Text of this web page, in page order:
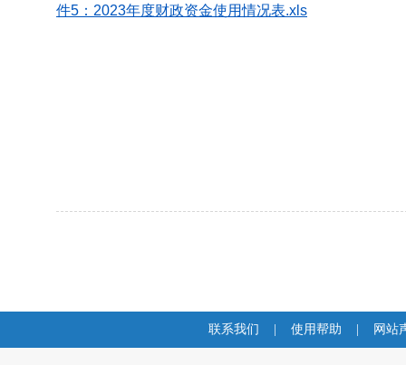
件5：2023年度财政资金使用情况表.xls
联系我们 使用帮助 网站